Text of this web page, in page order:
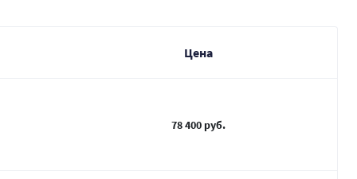
Цена
78 400 руб.